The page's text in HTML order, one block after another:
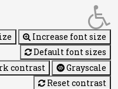
Increase font size
Default font sizes
contrast
Grayscale
Reset contrast